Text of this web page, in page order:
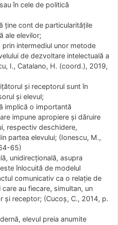
în cele de politică
ţine cont de particularităţile
ale elevilor;
intermediul unor metode
de dezvoltare intelectuală a
I., Catalano, H. (coord.), 2019,
şi receptorul sunt în
şi elevul;
implică o importantă
impune apropiere şi dăruire
respectiv deschidere,
partea elevului; (Ionescu, M.,
65)
unidirecţională, asupra
înlocuită de modelul
comunicativ ca o relaţie de
au fiecare, simultan, un
şi receptor; (Cucoş, C., 2014, p.
elevul preia anumite